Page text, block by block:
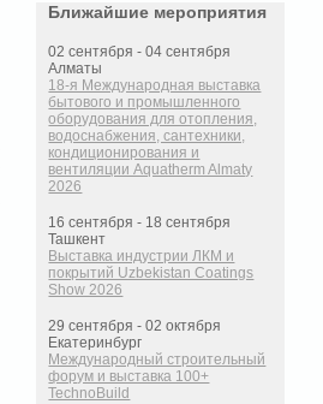
Ближайшие мероприятия
02 сентября - 04 сентября
Алматы
18-я Международная выставка
бытового и промышленного
оборудования для отопления,
водоснабжения, сантехники,
кондиционирования и
вентиляции Aquatherm Almaty
2026
16 сентября - 18 сентября
Ташкент
Выставка индустрии ЛКМ и
покрытий Uzbekistan Coatings
Show 2026
29 сентября - 02 октября
Екатеринбург
Международный строительный
форум и выставка 100+
TechnoBuild